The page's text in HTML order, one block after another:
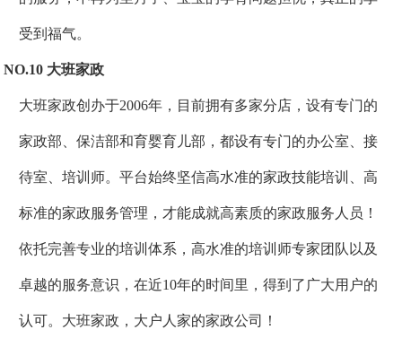
受到福气。
NO.10 大班家政
大班家政创办于2006年，目前拥有多家分店，设有专门的
家政部、保洁部和育婴育儿部，都设有专门的办公室、接
待室、培训师。平台始终坚信高水准的家政技能培训、高
标准的家政服务管理，才能成就高素质的家政服务人员！
依托完善专业的培训体系，高水准的培训师专家团队以及
卓越的服务意识，在近10年的时间里，得到了广大用户的
认可。大班家政，大户人家的家政公司！